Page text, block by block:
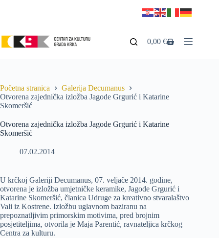
0,00€
Početna stranica
Galerija Decumanus
Otvorena zajednička izložba Jagode Grgurić i Katarine
Skomeršić
Otvorena zajednička izložba Jagode Grgurić i Katarine
Skomeršić
07.02.2014
U krčkoj Galeriji Decumanus, 07. veljače 2014. godine,
otvorena je izložba umjetničke keramike, Jagode Grgurić i
Katarine Skomeršić, članica Udruge za kreativno stvaralaštvo
Vali iz Kostrene. Izložbu uglavnom baziranu na
prepoznatljivim primorskim motivima, pred brojnim
posjetiteljima, otvorila je Maja Parentić, ravnateljica krčkog
Centra za kulturu.